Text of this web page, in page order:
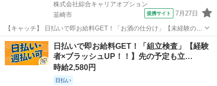
株式会社綜合キャリアオプション
韮崎市
提携サイト 7月27日
【キャッチ】 日払いで即お給料GET！「お酒の仕分け」【未経験の方
も安心◎】女性多数活躍中！収入重視派さんに！残業20H以上！！高
時給1120円！ 【コメント】 ＼大手人材派遣会社で働きませんか♪／
「新しい職場は不安・...
山梨 韮崎市 仕分け
日払いで即お給料GET！「組立検査」【経験
者×ブラッシュUP！！】先の予定も立…
時給2,580円
日払い